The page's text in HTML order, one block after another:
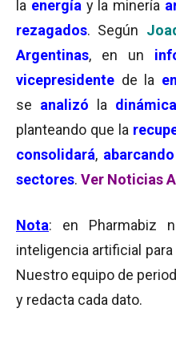
la energía y la minería
rezagados. Según
Argentinas, en un
vicepresidente de la
se analizó la
planteando que la
consolidará, abarcando
sectores. Ver Noticias
Nota: en Pharmabiz
inteligencia artificial
Nuestro equipo de
y redacta cada dato.